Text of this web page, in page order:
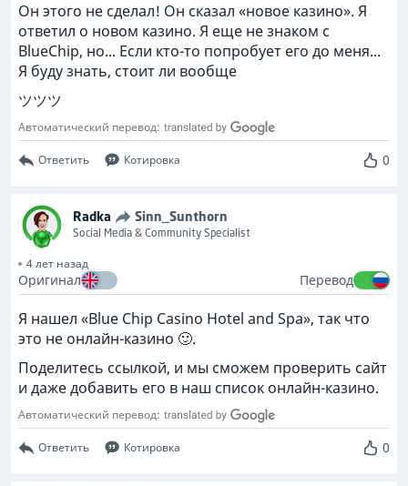
Он этого не сделал! Он сказал «новое казино». Я
ответил о новом казино. Я еще не знаком с
BlueChip, но... Если кто-то попробует его до меня...
Я буду знать, стоит ли вообще
ツツツ
Автоматический перевод:
Ответить Котировка 0
Radka Sinn_Sunthorn
Social Media & Community Specialist
4 лет назад
Оригинал Перевод
Я нашел «Blue Chip Casino Hotel and Spa», так что
это не онлайн-казино 🙂.
Поделитесь ссылкой, и мы сможем проверить сайт
и даже добавить его в наш список онлайн-казино.
Автоматический перевод:
Ответить Котировка 0